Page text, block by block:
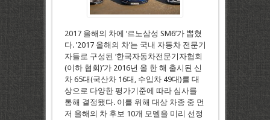
2017 올해의 차에 ‘르노삼성 SM6’가 뽑혔
다. ’2017 올해의 차’는 국내 자동차 전문기
자들로 구성된 ‘한국자동차전문기자협회
(이하 협회)’가 2016년 올 한 해 출시된 신
차 65대(국산차 16대, 수입차 49대)를 대
상으로 다양한 평가기준에 따라 심사를
통해 결정됐다. 이를 위해 대상 차종 중 먼
저 올해의 차 후보 10개 모델을 미리 선정